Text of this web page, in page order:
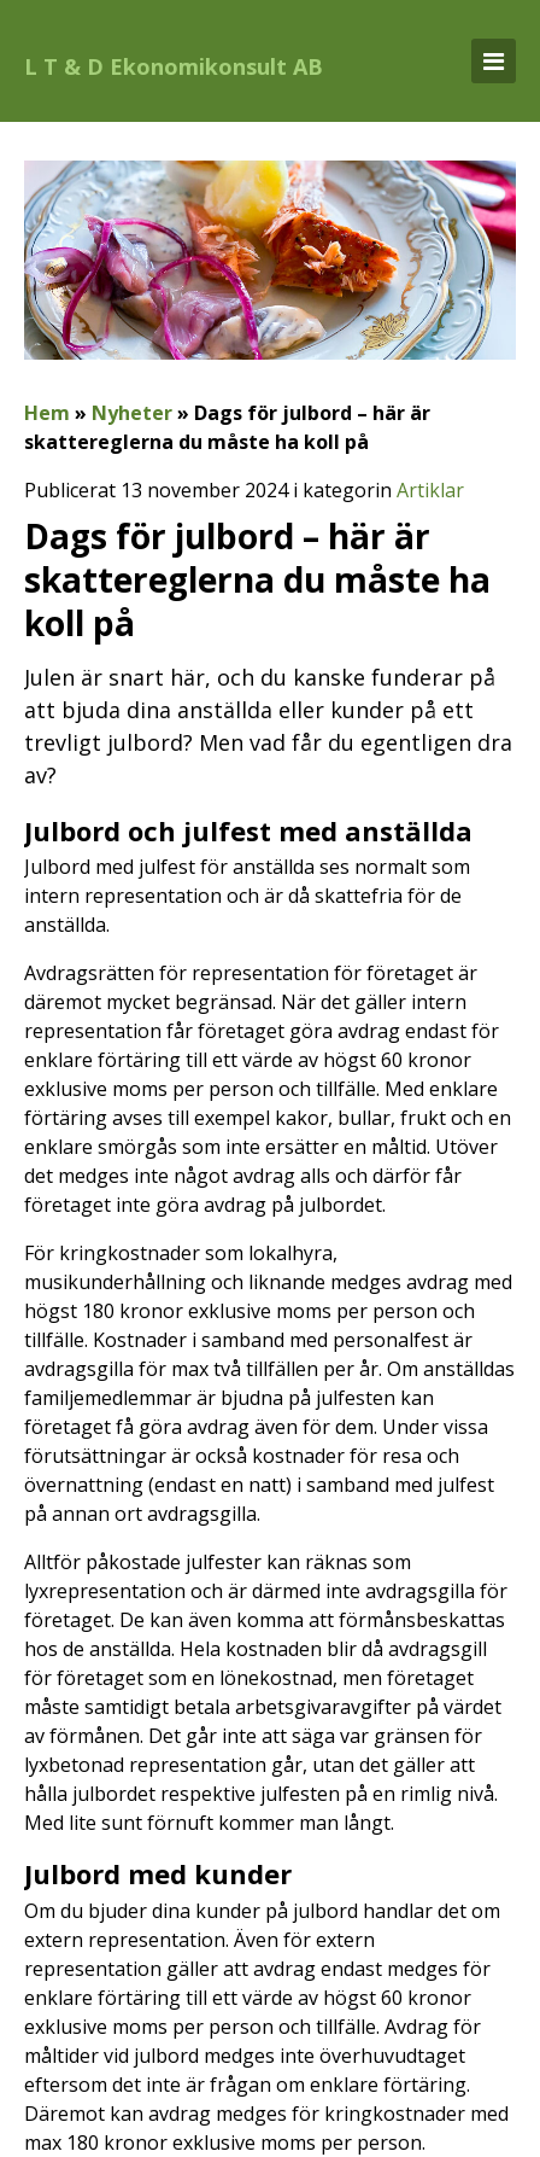
L T & D Ekonomikonsult AB
Hem » Nyheter» Dags för julbord – här är
skattereglerna du måste ha koll på
Publicerat 13 november 2024 i kategorin Artiklar
Dags för julbord – här är
skattereglerna du måste ha
koll på
Julen är snart här, och du kanske funderar på
att bjuda dina anställda eller kunder på ett
trevligt julbord? Men vad får du egentligen dra
av?
Julbord och julfest med anställda
Julbord med julfest för anställda ses normalt som
intern representation och är då skattefria för de
anställda.
Avdragsrätten för representation för företaget är
däremot mycket begränsad. När det gäller intern
representation får företaget göra avdrag endast för
enklare förtäring till ett värde av högst 60 kronor
exklusive moms per person och tillfälle. Med enklare
förtäring avses till exempel kakor, bullar, frukt och en
enklare smörgås som inte ersätter en måltid. Utöver
det medges inte något avdrag alls och därför får
företaget inte göra avdrag på julbordet.
För kringkostnader som lokalhyra,
musikunderhållning och liknande medges avdrag med
högst 180 kronor exklusive moms per person och
tillfälle. Kostnader i samband med personalfest är
avdragsgilla för max två tillfällen per år. Om anställdas
familjemedlemmar är bjudna på julfesten kan
företaget få göra avdrag även för dem. Under vissa
förutsättningar är också kostnader för resa och
övernattning (endast en natt) i samband med julfest
på annan ort avdragsgilla.
Alltför påkostade julfester kan räknas som
lyxrepresentation och är därmed inte avdragsgilla för
företaget. De kan även komma att förmånsbeskattas
hos de anställda. Hela kostnaden blir då avdragsgill
för företaget som en lönekostnad, men företaget
måste samtidigt betala arbetsgivaravgifter på värdet
av förmånen. Det går inte att säga var gränsen för
lyxbetonad representation går, utan det gäller att
hålla julbordet respektive julfesten på en rimlig nivå.
Med lite sunt förnuft kommer man långt.
Julbord med kunder
Om du bjuder dina kunder på julbord handlar det om
extern representation. Även för extern
representation gäller att avdrag endast medges för
enklare förtäring till ett värde av högst 60 kronor
exklusive moms per person och tillfälle. Avdrag för
måltider vid julbord medges inte överhuvudtaget
eftersom det inte är frågan om enklare förtäring.
Däremot kan avdrag medges för kringkostnader med
max 180 kronor exklusive moms per person.